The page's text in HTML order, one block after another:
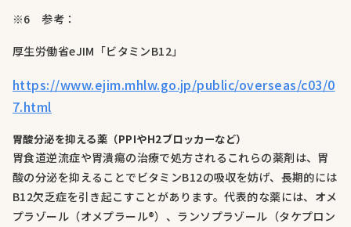
※6 参考：
厚生労働省eJIM「ビタミンB12」
https://www.ejim.mhlw.go.jp/public/overseas/c03/0
7.html
胃酸分泌を抑える薬（PPIやH2ブロッカーなど）
胃食道逆流症や胃潰瘍の治療で処方されるこれらの薬剤は、胃
酸の分泌を抑えることでビタミンB12の吸収を妨げ、長期的には
B12欠乏症を引き起こすことがあります。代表的な薬には、オメ
プラゾール（オメプラール®）、ランソプラゾール（タケプロン